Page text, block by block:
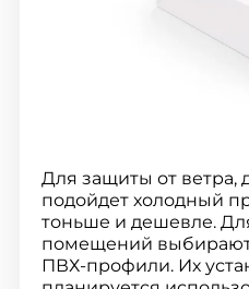
Для защиты от ветра,
подойдет холодный
тоньше и дешевле.
помещений
ПВХ-профили. Их